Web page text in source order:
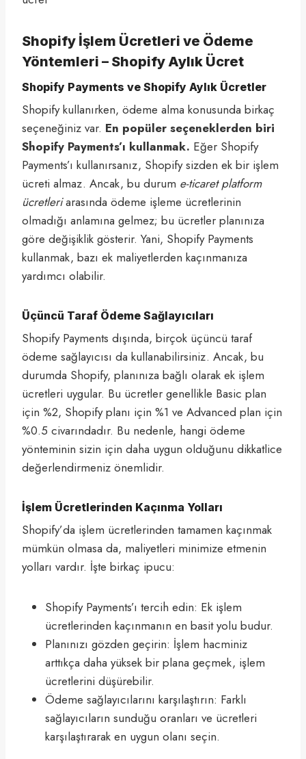
Shopify İşlem Ücretleri ve Ödeme
Yöntemleri – Shopify Aylık Ücret
Shopify Payments ve Shopify Aylık Ücretler
Shopify kullanırken, ödeme alma konusunda birkaç
seçeneğiniz var. En popüler seçeneklerden biri
Shopify Payments’ı kullanmak. Eğer Shopify
Payments’ı kullanırsanız, Shopify sizden ek bir işlem
ücreti almaz. Ancak, bu durum e-ticaret platform
ücretleriarasında ödeme işleme ücretlerinin
olmadığı anlamına gelmez; bu ücretler planınıza
göre değişiklik gösterir. Yani, Shopify Payments
kullanmak, bazı ek maliyetlerden kaçınmanıza
yardımcı olabilir.
Üçüncü Taraf Ödeme Sağlayıcıları
Shopify Payments dışında, birçok üçüncü taraf
ödeme sağlayıcısı da kullanabilirsiniz. Ancak, bu
durumda Shopify, planınıza bağlı olarak ek işlem
ücretleri uygular. Bu ücretler genellikle Basic plan
için %2, Shopify planı için %1 ve Advanced plan için
%0.5 civarındadır. Bu nedenle, hangi ödeme
yönteminin sizin için daha uygun olduğunu dikkatlice
değerlendirmeniz önemlidir.
İşlem Ücretlerinden Kaçınma Yolları
Shopify’da işlem ücretlerinden tamamen kaçınmak
mümkün olmasa da, maliyetleri minimize etmenin
yolları vardır. İşte birkaç ipucu:
Shopify Payments’ı tercih edin: Ek işlem
ücretlerinden kaçınmanın en basit yolu budur.
Planınızı gözden geçirin: İşlem hacminiz
arttıkça daha yüksek bir plana geçmek, işlem
ücretlerini düşürebilir.
Ödeme sağlayıcılarını karşılaştırın: Farklı
sağlayıcıların sunduğu oranları ve ücretleri
karşılaştırarak en uygun olanı seçin.